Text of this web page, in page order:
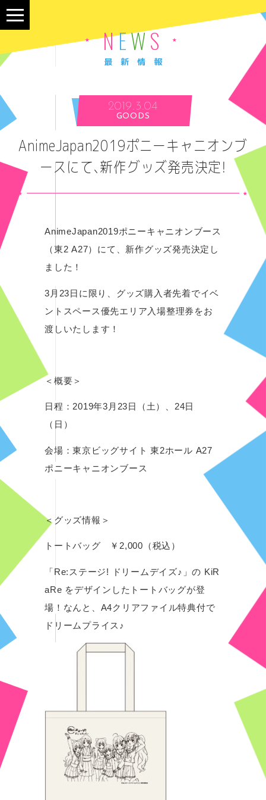
NEWS
STORY
PRODUCT
SPECIAL
NEWS
最新情報
2019.3.04
GOODS
AnimeJapan2019ポニーキャニオンブ
ースにて、新作グッズ発売決定！
AnimeJapan2019ポニーキャニオンブース
（東2 A27）にて、新作グッズ発売決定し
ました！
3月23日に限り、グッズ購入者先着でイベ
ントスペース優先エリア入場整理券をお
渡しいたします！
＜概要＞
日程：2019年3月23日（土）、24日
（日）
会場：東京ビッグサイト 東2ホール A27
ポニーキャニオンブース
＜グッズ情報＞
トートバッグ ￥2,000（税込）
「Re:ステージ! ドリームデイズ♪」の KiR
aRe をデザインしたトートバッグが登
場！なんと、A4クリアファイル特典付で
ドリームプライス♪